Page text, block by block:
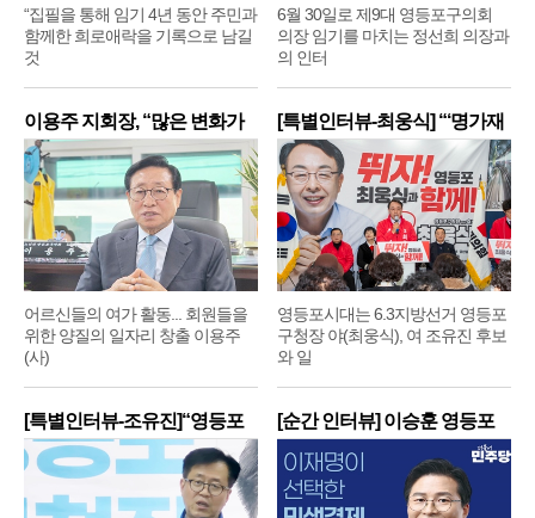
“집필을 통해 임기 4년 동안 주민과
함께한 희로애락을 기록으로 남길
것
6월 30일로 제9대 영등포구의회
의장 임기를 마치는 정선희 의장과
의 인터
이용주 지회장, “많은 변화가
어르신들의 여가 활동... 회원들을
위한 양질의 일자리 창출 이용주
(사)
[특별인터뷰-최웅식] “‘명가재
영등포시대는 6.3지방선거 영등포
구청장 야(최웅식), 여 조유진 후보
와 일
[특별인터뷰-조유진]“영등포
구
[순간 인터뷰] 이승훈 영등포
구